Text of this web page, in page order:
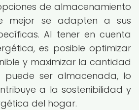
de almacenamiento
mejor se adapten a sus
Al tener en cuenta
es posible optimizar
y maximizar la cantidad
ser almacenada, lo
a la sostenibilidad y
del hogar.